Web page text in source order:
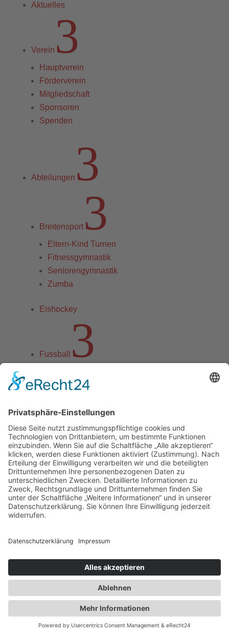
Aktuelles
Verein 3
Hauptverein
Förderverein
Mitgliedschaft
Sponsoren
Spenden
Abteilungen 3
Breitensport3
Eltern-Kind Turnen
Fitnessgymnastik
Seniorengymnastik
Zumba
Eishockey
Fussball 3
A-Jugend
C-Jugend
D-Jugend
E-Jugend
F-Jugend
G-Jugend
3
Damen Hobby
Jugend 15
Jugend 11